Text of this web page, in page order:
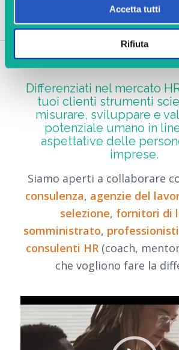
Accetta tutti
Rifiuta
Cosa dice chi è già
Differenziati nel mercato
tuoi clienti strumenti
misurare, sviluppare e
potenziale umano in
aspettative delle
imprese.
Siamo aperti a collaborare
consulenza, agenzie del
selezione, fornitori di
somministrato,
consulenti HR(coach,
che vogliono fare la